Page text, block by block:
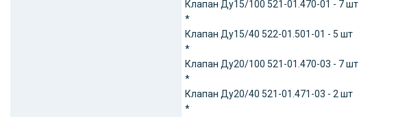
Клапан Ду15/100 521-01.470-01 - 7 шт
*
Клапан Ду15/40 522-01.501-01 - 5 шт
*
Клапан Ду20/100 521-01.470-03 - 7 шт
*
Клапан Ду20/40 521-01.471-03 - 2 шт
*